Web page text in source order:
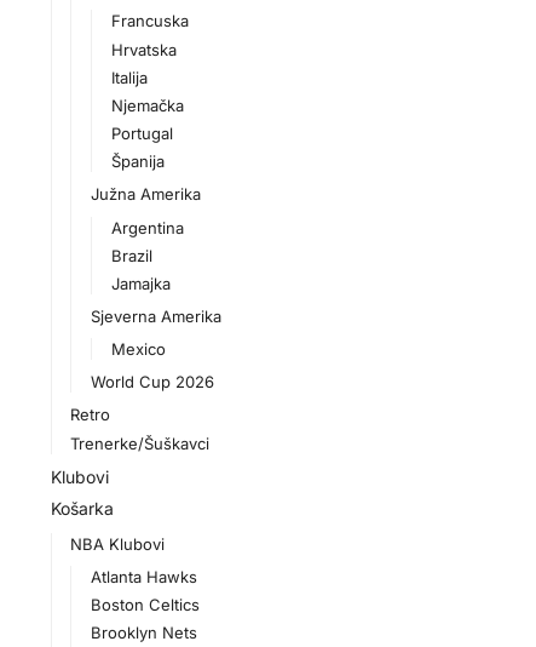
Francuska
Hrvatska
Italija
Njemačka
Portugal
Španija
Južna Amerika
Argentina
Brazil
Jamajka
Sjeverna Amerika
Mexico
World Cup 2026
Retro
Trenerke/Šuškavci
Klubovi
Košarka
NBA Klubovi
Atlanta Hawks
Boston Celtics
Brooklyn Nets